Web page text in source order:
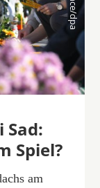
Sad:
Spiel?
am